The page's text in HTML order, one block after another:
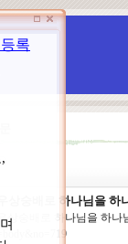
우상숭배로 하나님을
상숭배로 하나님을 하나